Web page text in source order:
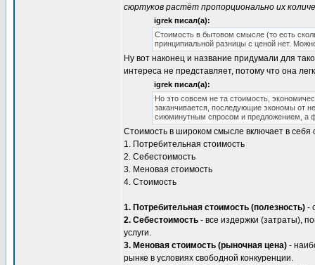
сюртуков растёт пропорционально их
igrek писал(а):
Стоимость в бытовом смысле (то есть
принципиальной разницы с ценой нет.
Ну вот наконец и название придумали для
интереса не представляет, потому что она
igrek писал(а):
Но это совсем не та стоимость,
заканчивается, последующие экономы от
сиюминутным спросом и предложением, а
Стоимость в широком смысле включает в
1. Потребительная стоимость
2. Себестоимость
3. Меновая стоимость
4. Стоимость
1. Потребительная стоимость (полезность) -
2. Себестоимость - все издержки (затраты),
услуги.
3. Меновая стоимость (рыночная цена) -
рынке в условиях свободной конкуренции.